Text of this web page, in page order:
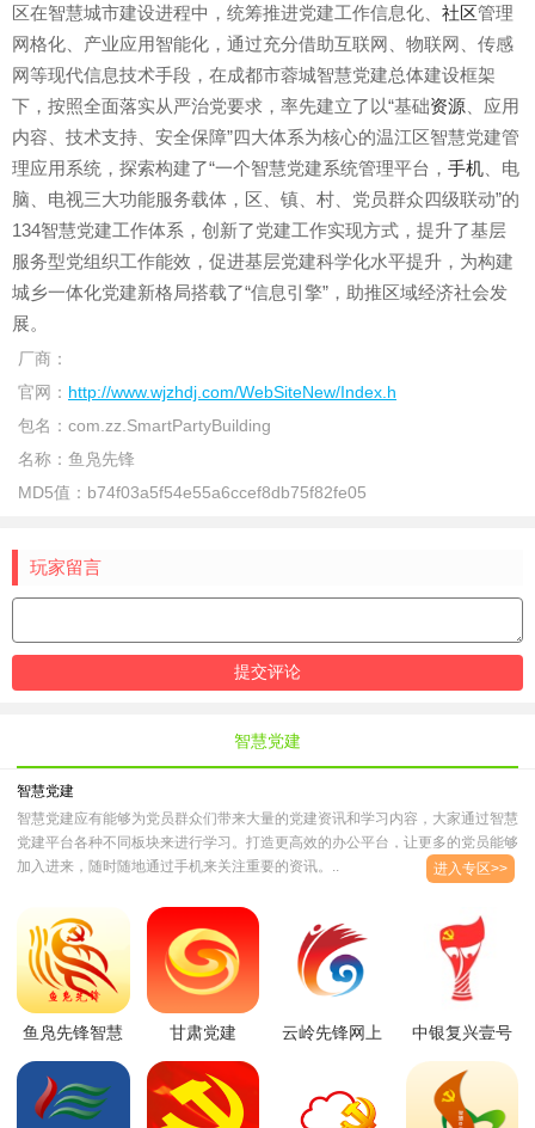
区在智慧城市建设进程中，统筹推进党建工作信息化、 社区管理
网格化、产业应用智能化，通过充分借助互联网、物联网、传感
网等现代信息技术手段，在成都市蓉城智慧党建总体建设框架
下，按照全面落实从严治党要求，率先建立了以“基础资源 、应用
内容、技术支持、安全保障”四大体系为核心的温江区智慧党建管
理应用系统，探索构建了“一个智慧党建系统管理平台， 手机 、电
脑、电视三大功能服务载体，区、镇、村、党员群众四级联动”的
134智慧党建工作体系，创新了党建工作实现方式，提升了基层
服务型党组织工作能效，促进基层党建科学化水平提升，为构建
城乡一体化党建新格局搭载了“信息引擎”，助推区域经济社会发
展。
厂商：
官网： http://www.wjzhdj.com/WebSiteNew/Index.h
包名： com.zz.SmartPartyBuilding
名称： 鱼凫先锋
MD5值： b74f03a5f54e55a6ccef8db75f82fe05
玩家留言
智慧党建
智慧党建
智慧党建应有能够为党员群众们带来大量的党建资讯和学习内容，大家通过智慧
党建平台各种不同板块来进行学习。打造更高效的办公平台，让更多的党员能够
加入进来，随时随地通过手机来关注重要的资讯。..
进入专区>>
鱼凫先锋智慧
党建appv1.4.0
安卓版
甘肃党建
app2023版
v1.23.1
云岭先锋网上
中银复兴壹号
app最新版
v3.1.7